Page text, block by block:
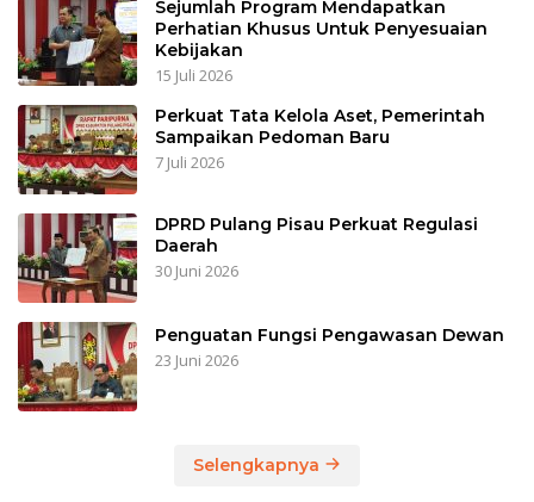
Sejumlah Program Mendapatkan
Perhatian Khusus Untuk Penyesuaian
Kebijakan
15 Juli 2026
Perkuat Tata Kelola Aset, Pemerintah
Sampaikan Pedoman Baru
7 Juli 2026
DPRD Pulang Pisau Perkuat Regulasi
Daerah
30 Juni 2026
Penguatan Fungsi Pengawasan Dewan
23 Juni 2026
Selengkapnya